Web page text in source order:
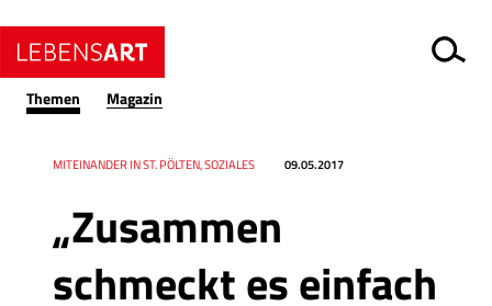
Themen Magazin
„Zusammen
schmeckt es einfach
Datum 09.05.2017
RessortMITEINANDER IN ST. PÖLTEN, SOZIALES